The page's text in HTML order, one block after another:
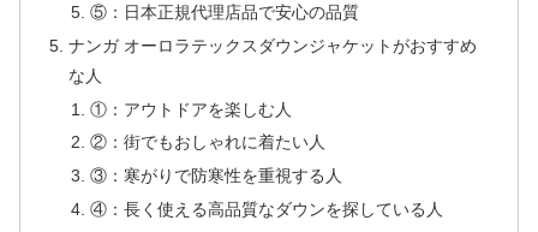
⑤：日本正規代理店品で安心の品質
ナンガ オーロラテックスダウンジャケットがおすすめ
な人
①：アウトドアを楽しむ人
②：街でもおしゃれに着たい人
③：寒がりで防寒性を重視する人
④：長く使える高品質なダウンを探している人